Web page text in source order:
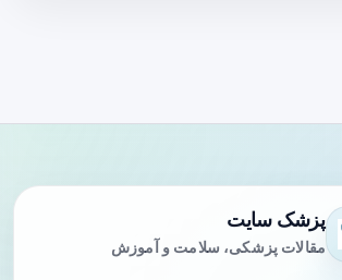
پزشک سایت
مقالات پزشکی، سلامت و آموزش